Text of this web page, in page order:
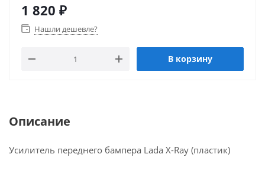
1 820 ₽
Нашли дешевле?
В корзину
Описание
Усилитель переднего бампера Lada X-Ray (пластик)